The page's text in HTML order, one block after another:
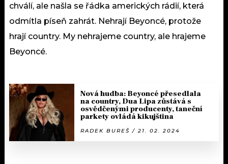
chválí, ale našla se řádka amerických rádií, která
odmítla píseň zahrát. Nehrají Beyoncé, protože
hrají country. My nehrajeme country, ale hrajeme
Beyoncé.
Nová hudba: Beyoncé přesedlala
na country, Dua Lipa zůstává s
osvědčenými producenty, taneční
parkety ovládá kikujština
RADEK BUREŠ / 21. 02. 2024